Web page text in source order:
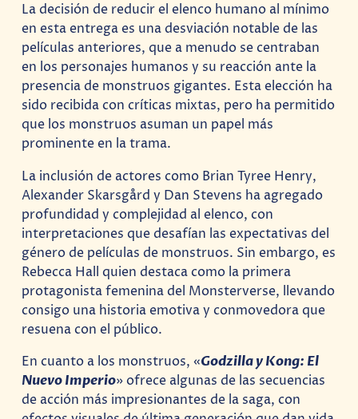
La decisión de reducir el elenco humano al mínimo
en esta entrega es una desviación notable de las
películas anteriores, que a menudo se centraban
en los personajes humanos y su reacción ante la
presencia de monstruos gigantes. Esta elección ha
sido recibida con críticas mixtas, pero ha permitido
que los monstruos asuman un papel más
prominente en la trama.
La inclusión de actores como Brian Tyree Henry,
Alexander Skarsgård y Dan Stevens ha agregado
profundidad y complejidad al elenco, con
interpretaciones que desafían las expectativas del
género de películas de monstruos. Sin embargo, es
Rebecca Hall quien destaca como la primera
protagonista femenina del Monsterverse, llevando
consigo una historia emotiva y conmovedora que
resuena con el público.
En cuanto a los monstruos, «Godzilla y Kong: El
Nuevo Imperio» ofrece algunas de las secuencias
de acción más impresionantes de la saga, con